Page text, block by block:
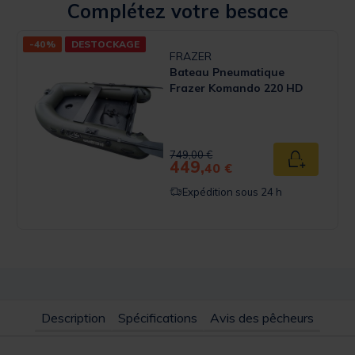
Complétez votre besace
-40% DESTOCKAGE
FRAZER
Bateau Pneumatique
Frazer Komando 220 HD
Price reduced from
749,00 €to
449,40 € Ajouter
Expédition sous 24 h
Description Spécifications Avis des pêcheurs